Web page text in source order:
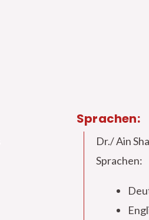
Sprachen:
Dr./ Ain
Sprachen: